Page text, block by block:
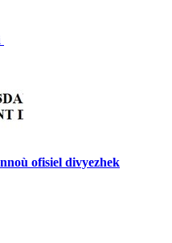
ofisiel divyezhek